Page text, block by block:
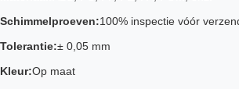
Schimmelproeven:100% inspectie vóór
Tolerantie:± 0,05 mm
Kleur:Op maat